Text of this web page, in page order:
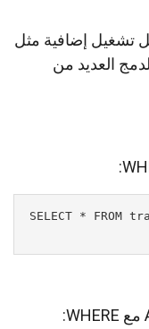
تشغيل إضافية مثل
AND و OR و BETWEEN و IN و LIKE لدمج العديد من
';SELECT * FROM